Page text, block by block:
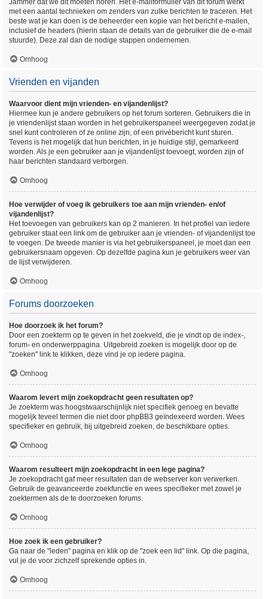
Jammer dat we dit moeten horen. Het e-mailformulier van dit forum werkt
met een aantal technieken om zenders van zulke berichten te traceren. Het
beste wat je kan doen is de beheerder een kopie van het bericht e-mailen,
inclusief de headers (hierin staan de details van de gebruiker die de e-mail
stuurde). Deze zal dan de nodige stappen ondernemen.
Omhoog
Vrienden en vijanden
Waarvoor dient mijn vrienden- en vijandenlijst?
Hiermee kun je andere gebruikers op het forum sorteren. Gebruikers die in
je vriendenlijst staan worden in het gebruikerspaneel weergegeven zodat je
snel kunt controleren of ze online zijn, of een privébericht kunt sturen.
Tevens is het mogelijk dat hun berichten, in je huidige stijl, gemarkeerd
worden. Als je een gebruiker aan je vijandenlijst toevoegt, worden zijn of
haar berichten standaard verborgen.
Omhoog
Hoe verwijder of voeg ik gebruikers toe aan mijn vrienden- en/of
vijandenlijst?
Het toevoegen van gebruikers kan op 2 manieren. In het profiel van iedere
gebruiker staat een link om de gebruiker aan je vrienden- of vijandenlijst toe
te voegen. De tweede manier is via het gebruikerspaneel, je moet dan een
gebruikersnaam opgeven. Op dezelfde pagina kun je gebruikers weer van
de lijst verwijderen.
Omhoog
Forums doorzoeken
Hoe doorzoek ik het forum?
Door een zoekterm op te geven in het zoekveld, die je vindt op de index-,
forum- en onderwerppagina. Uitgebreid zoeken is mogelijk door op de
"zoeken" link te klikken, deze vind je op iedere pagina.
Omhoog
Waarom levert mijn zoekopdracht geen resultaten op?
Je zoekterm was hoogstwaarschijnlijk niet specifiek genoeg en bevatte
mogelijk teveel termen die niet door phpBB3 geïndexeerd worden. Wees
specifieker en gebruik, bij uitgebreid zoeken, de beschikbare opties.
Omhoog
Waarom resulteert mijn zoekopdracht in een lege pagina?
Je zoekopdracht gaf meer resultaten dan de webserver kon verwerken.
Gebruik de geavanceerde zoekfunctie en wees specifieker met zowel je
zoektermen als de te doorzoeken forums.
Omhoog
Hoe zoek ik een gebruiker?
Ga naar de "leden" pagina en klik op de "zoek een lid" link. Op die pagina,
vul je de voor zichzelf sprekende opties in.
Omhoog